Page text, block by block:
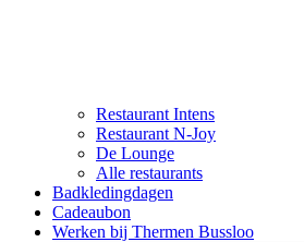
Restaurant Intens
Restaurant N-Joy
De Lounge
Alle restaurants
Badkledingdagen
Cadeaubon
Werken bij Thermen Bussloo